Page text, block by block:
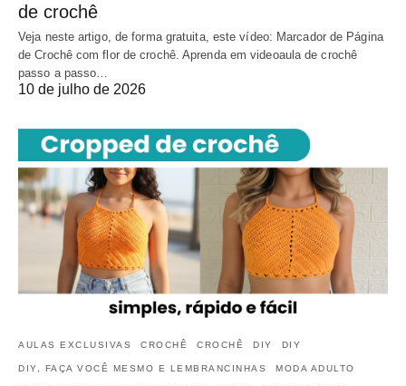
de crochê
Veja neste artigo, de forma gratuita, este vídeo: Marcador de Página
de Crochê com flor de crochê. Aprenda em videoaula de crochê
passo a passo…
10 de julho de 2026
AULAS EXCLUSIVAS CROCHÊ CROCHÊ DIY DIY
DIY, FAÇA VOCÊ MESMO E LEMBRANCINHAS MODA ADULTO